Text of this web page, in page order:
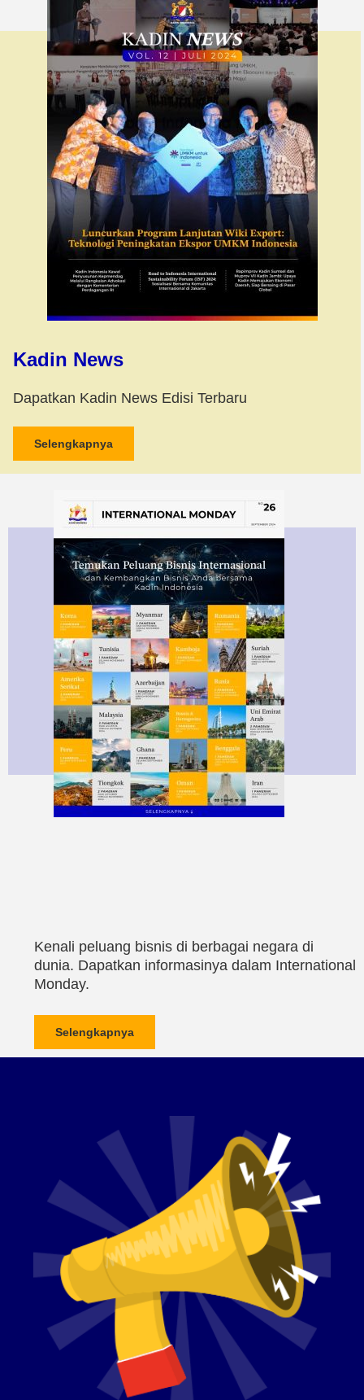
Kadin News
Dapatkan Kadin News Edisi Terbaru
Selengkapnya
Kenali peluang bisnis di berbagai negara di
dunia. Dapatkan informasinya dalam International
Monday.
Selengkapnya